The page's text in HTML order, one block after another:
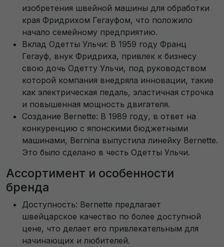
изобретения швейной машины для обработки
края Фридрихом Гегауфом, что положило
начало семейному предприятию.
Вклад Одетты Ульчи: В 1959 году Франц
Гегауф, внук Фридриха, привлек к бизнесу
свою дочь Одетту Ульчи, под руководством
которой компания внедряла инновации, такие
как электрическая педаль, эластичная строчка
и повышенная мощность двигателя.
Создание Bernette: В 1989 году, в ответ на
конкуренцию с японскими бюджетными
машинами, Bernina выпустила линейку Bernette.
Это было сделано в честь Одетты Ульчи.
Ассортимент и особенности
бренда
Доступность: Bernette предлагает
швейцарское качество по более доступной
цене, что делает его привлекательным для
начинающих и любителей.